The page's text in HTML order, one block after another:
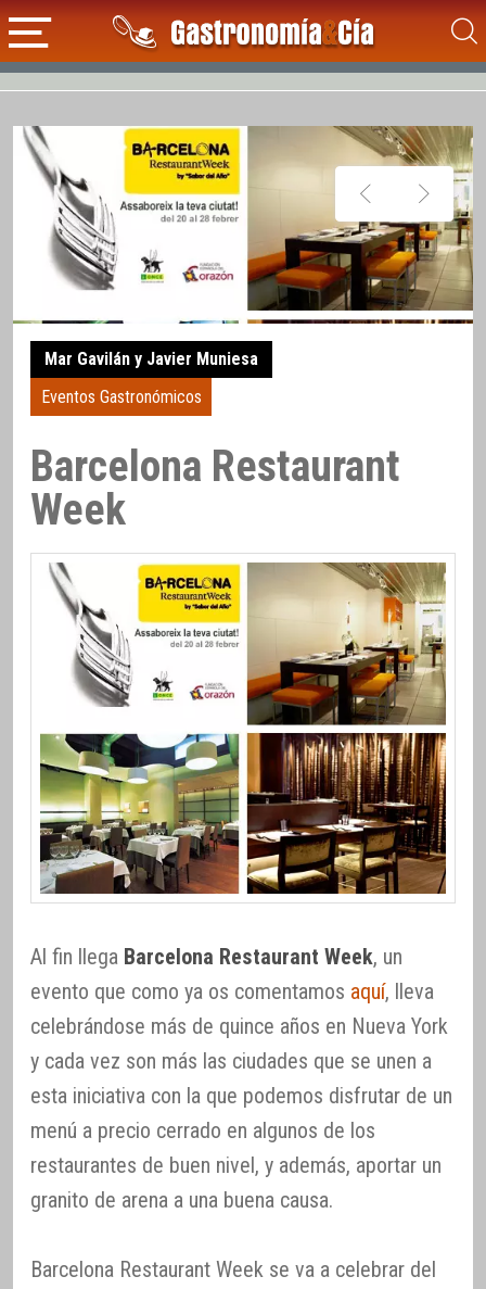
Mar Gavilán y Javier Muniesa
Eventos Gastronómicos
Barcelona Restaurant
Week
Al fin llega Barcelona Restaurant Week, un
evento que como ya os comentamos aquí, lleva
celebrándose más de quince años en Nueva York
y cada vez son más las ciudades que se unen a
esta iniciativa con la que podemos disfrutar de un
menú a precio cerrado en algunos de los
restaurantes de buen nivel, y además, aportar un
granito de arena a una buena causa.
Barcelona Restaurant Week se va a celebrar del